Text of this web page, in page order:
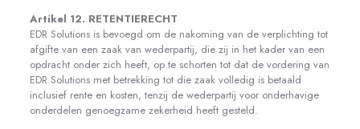
Artikel 12. RETENTIERECHT
EDR Solutions is bevoegd om de nakoming van de verplichting tot
afgifte van een zaak van wederpartij, die zij in het kader van een
opdracht onder zich heeft, op te schorten tot dat de vordering van
EDR Solutions met betrekking tot die zaak volledig is betaald
inclusief rente en kosten, tenzij de wederpartij voor onderhavige
onderdelen genoegzame zekerheid heeft gesteld.